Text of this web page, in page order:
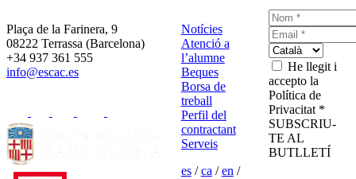
Plaça de la Farinera, 9
08222 Terrassa (Barcelona)
+34 937 361 555
info@escac.es
Notícies
Atenció a
l’alumne
Beques
Borsa de
treball
Perfil del
contractant
Serveis
es/ca /en /
He llegit i
accepto la
Política de
Privacitat *
SUBSCRIU-
TE AL
BUTLLETÍ